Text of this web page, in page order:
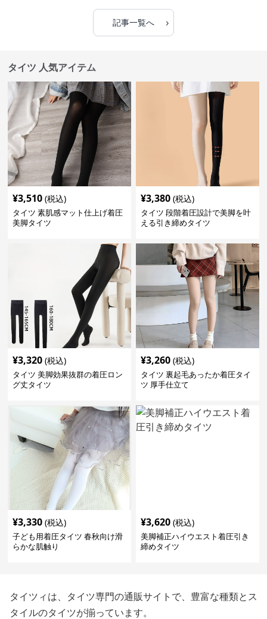
記事一覧へ ›
タイツ 人気アイテム
¥3,510 (税込)
タイツ 素肌感マット仕上げ着圧
美脚タイツ
¥3,380 (税込)
タイツ 段階着圧設計で美脚を叶
える引き締めタイツ
¥3,320 (税込)
タイツ 美脚効果抜群の着圧ロン
グ丈タイツ
¥3,260 (税込)
タイツ 裏起毛あったか着圧タイ
ツ 厚手仕立て
¥3,330 (税込)
子ども用着圧タイツ 春秋向け滑
らかな肌触り
¥3,620 (税込)
美脚補正ハイウエスト着圧引き
締めタイツ
タイツィは、タイツ専門の通販サイトで、豊富な種類とス
タイルのタイツが揃っています。